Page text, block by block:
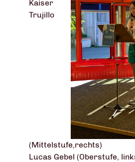
Kaiser
Trujillo
(Mittelstufe,rechts)
Lucas Gebel (Oberstufe,